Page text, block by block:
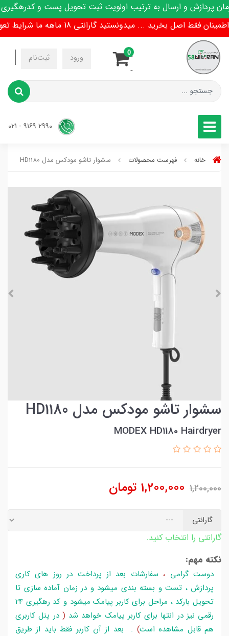
و ارسال به ترتیب اولویت ثبت تحویل پست و کدرهگیری
فقط اصل بخرید ... میدونستید گارانتی 18 ماهه ما شرایط تعویض هم داره !
ورود ثبت‌نام
-
-
0
خانه فهرست محصولات سشوار تاشو مودکس مدل HD1180
سشوار تاشو مودکس مدل HD1180
MODEX HD1180 Hairdryer
1,200,000
1,200,000 تومان
گارانتی
گارانتی را انتخاب کنید.
نکته مهم:
دوست گرامی ،سفارشات بعد از پرداخت در روز های کاری
پردازش ، تست و بسته بندی میشود و در زمان آماده سازی تا
تحویل بارکد ، مراحل برای کاربر پیامک میشود و کد رهگیری 24
رقمی نیز در انتها برای کاربر پیامک خواهد شد ( در پنل کاربری
هم قابل مشاهده است) . بعد از آن کاربر فقط باید از طریق